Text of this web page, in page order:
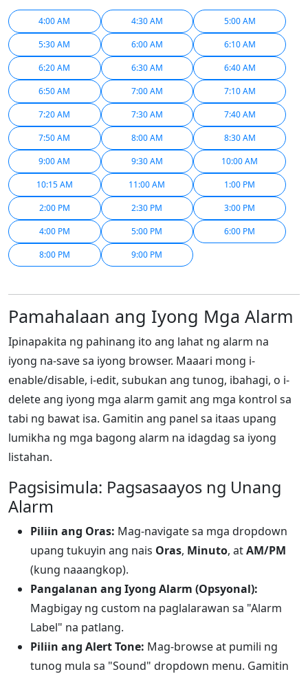
4:00 AM 4:30 AM
5:00 AM
5:30 AM
6:00 AM
6:10 AM
6:20 AM
6:30 AM
6:40 AM
6:50 AM
7:00 AM
7:10 AM
7:20 AM
7:30 AM
7:40 AM
7:50 AM
8:00 AM
8:30 AM
9:00 AM
9:30 AM
10:00 AM
10:15 AM
11:00 AM
1:00 PM
2:00 PM
2:30 PM
3:00 PM
4:00 PM
5:00 PM
6:00 PM
8:00 PM
9:00 PM
Pamahalaan ang Iyong Mga Alarm
Ipinapakita ng pahinang ito ang lahat ng alarm na
iyong na-save sa iyong browser. Maaari mong i-
enable/disable, i-edit, subukan ang tunog, ibahagi, o i-
delete ang iyong mga alarm gamit ang mga kontrol sa
tabi ng bawat isa. Gamitin ang panel sa itaas upang
lumikha ng mga bagong alarm na idagdag sa iyong
listahan.
Pagsisimula: Pagsasaayos ng Unang
Alarm
Piliin ang Oras: Mag-navigate sa mga dropdown
upang tukuyin ang nais Oras, Minuto, atAM/PM
(kung naaangkop).
Pangalanan ang Iyong Alarm (Opsyonal):
Magbigay ng custom na paglalarawan sa "Alarm
Label" na patlang.
Piliin ang Alert Tone: Mag-browse at pumili ng
tunog mula sa "Sound" dropdown menu. Gamitin